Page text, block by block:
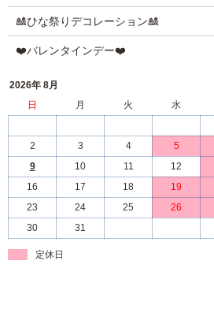
🎎ひな祭りデコレーション🎎
❤️バレンタインデー❤️
2026年 8月
日
月 火 水
2
3 4 5
9
10 11 12
16
17 18 19
23
24 25 26
30
31
定休日